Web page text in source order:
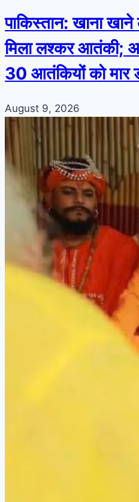
पाकिस्तान: खाना
मिला लश्कर आतंकी;
30 आतंकियों को मार
August 9, 2026